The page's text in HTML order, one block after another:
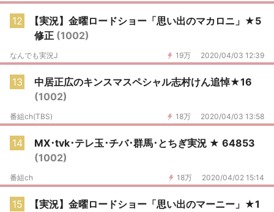
12
【実況】金曜ロードショー「思い出のマカロニ」★5
修正 (1002)
19万 2020/04/03 12:39
なんでも実況J
13
中居正広のキンスマスペシャル志村けん追悼★16
(1002)
18万 2020/04/03 13:58
番組ch(TBS)
14
MX･tvk･テレ玉･チバ･群馬･とちぎ実況 ★ 64853
(1002)
18万 2020/04/02 15:14
番組ch
15
【実況】金曜ロードショー「思い出のマーニー」★1